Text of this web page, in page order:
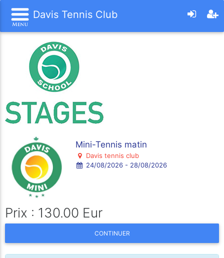
Davis Tennis Club
Mini-Tennis matin
Davis tennis club
24/08/2026 - 28/08/2026
Prix : 130.00 Eur
CONTINUER